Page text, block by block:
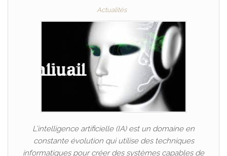
Actualités
L’intelligence artificielle (IA) est un domaine en
constante évolution qui utilise des techniques
informatiques pour créer des systèmes capables de